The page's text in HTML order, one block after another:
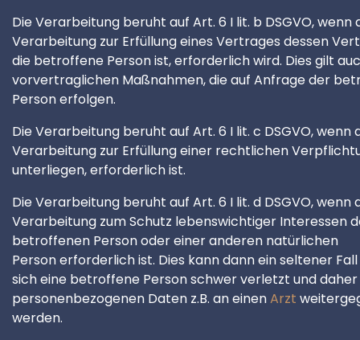
Die Verarbeitung beruht auf Art. 6 I lit. b DSGVO, wenn
Verarbeitung zur Erfüllung eines Vertrages dessen
die betroffene Person ist, erforderlich wird. Dies gilt
vorvertraglichen Maßnahmen, die auf Anfrage der
Person erfolgen.
Die Verarbeitung beruht auf Art. 6 I lit. c DSGVO, wenn
Verarbeitung zur Erfüllung einer rechtlichen
unterliegen, erforderlich ist.
Die Verarbeitung beruht auf Art. 6 I lit. d DSGVO, wenn
Verarbeitung zum Schutz lebenswichtiger Interessen
betroffenen Person oder einer anderen natürlichen
Person erforderlich ist. Dies kann dann ein seltener
sich eine betroffene Person schwer verletzt und daher
personenbezogenen Daten z.B. an einenArzt
werden.